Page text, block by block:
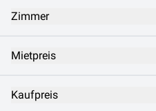
Zimmer
Mietpreis
Kaufpreis